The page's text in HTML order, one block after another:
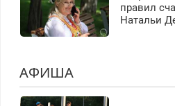
правил
Натальи
АФИША